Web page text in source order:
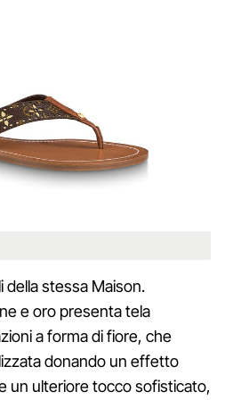
della stessa Maison.
e oro presenta tela
a forma di fiore, che
donando un effetto
un ulteriore tocco sofisticato,